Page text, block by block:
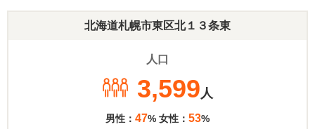
北海道札幌市東区北１３条東
人口
3,599人
男性： 47% 女性： 53%